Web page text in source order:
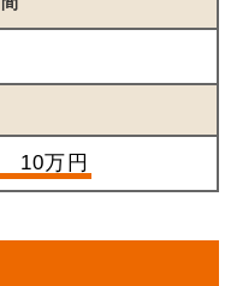
10万円